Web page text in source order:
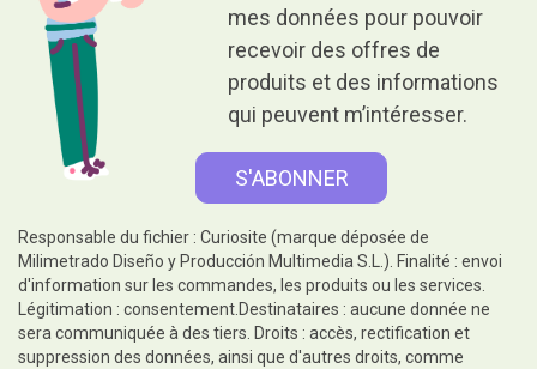
mes données pour pouvoir
recevoir des offres de
produits et des informations
qui peuvent m’intéresser.
Responsable du fichier : Curiosite (marque déposée de
Milimetrado Diseño y Producción Multimedia S.L.). Finalité : envoi
d'information sur les commandes, les produits ou les services.
Légitimation : consentement.Destinataires : aucune donnée ne
sera communiquée à des tiers. Droits : accès, rectification et
suppression des données, ainsi que d'autres droits, comme